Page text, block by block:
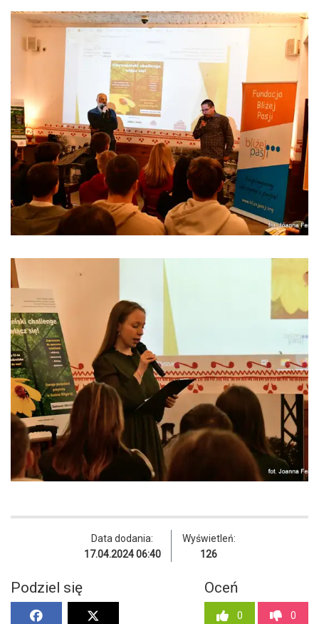
Data dodania:
17.04.2024 06:40
Wyświetleń:
126
Podziel się Oceń
0 0